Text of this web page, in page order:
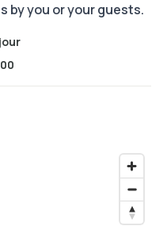
by you or your guests.